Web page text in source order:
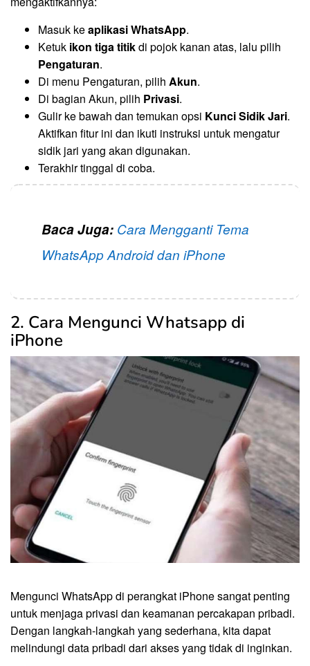
Masuk keaplikasi WhatsApp.
Ketuk ikon tiga titikdi pojok kanan atas, lalu pilih
Pengaturan.
Di menu Pengaturan, pilih Akun.
Di bagian Akun, pilih Privasi.
Gulir ke bawah dan temukan opsi Kunci Sidik Jari.
Aktifkan fitur ini dan ikuti instruksi untuk mengatur
sidik jari yang akan digunakan.
Terakhir tinggal di coba.
Baca Juga: Cara Mengganti Tema
WhatsApp Android dan iPhone
2. Cara Mengunci Whatsapp di
iPhone
Mengunci WhatsApp di perangkat iPhone sangat penting
untuk menjaga privasi dan keamanan percakapan pribadi.
Dengan langkah-langkah yang sederhana, kita dapat
melindungi data pribadi dari akses yang tidak di inginkan.